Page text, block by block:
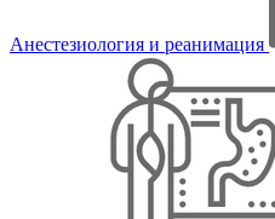
Анестезиология и реанимация